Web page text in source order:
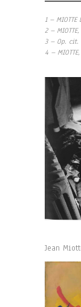
1 –
2 –
3 – Op. cit.
4 –
Jean